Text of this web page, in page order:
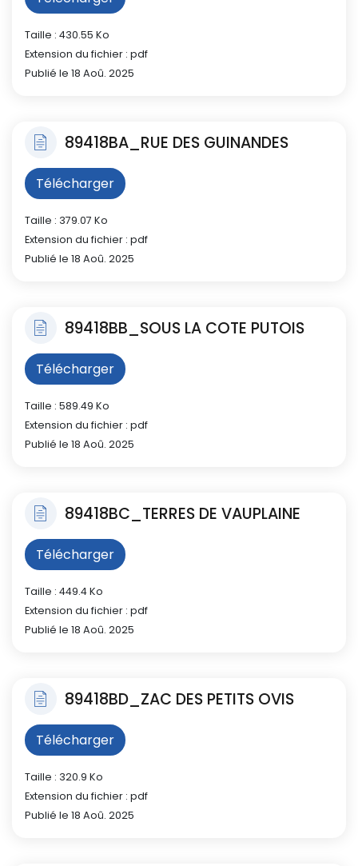
Taille : 430.55 Ko
Extension du fichier : pdf
Publié le 18 Aoû. 2025
89418BA_RUE DES GUINANDES
Télécharger
Taille : 379.07 Ko
Extension du fichier : pdf
Publié le 18 Aoû. 2025
89418BB_SOUS LA COTE PUTOIS
Télécharger
Taille : 589.49 Ko
Extension du fichier : pdf
Publié le 18 Aoû. 2025
89418BC_TERRES DE VAUPLAINE
Télécharger
Taille : 449.4 Ko
Extension du fichier : pdf
Publié le 18 Aoû. 2025
89418BD_ZAC DES PETITS OVIS
Télécharger
Taille : 320.9 Ko
Extension du fichier : pdf
Publié le 18 Aoû. 2025